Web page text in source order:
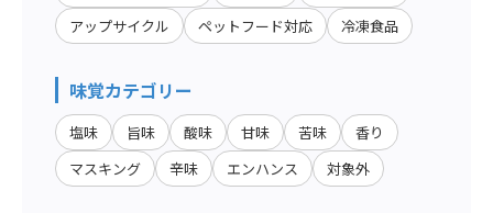
アップサイクル ペットフード対応 冷凍食品
味覚カテゴリー
塩味 旨味 酸味 甘味 苦味 香り
マスキング 辛味 エンハンス 対象外